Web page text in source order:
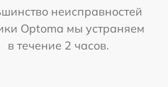
неисправностей
Optoma мы устраняем
в течение 2 часов.